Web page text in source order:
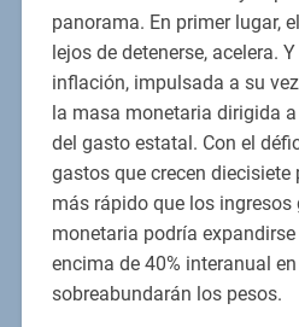
panorama. En primer lugar,
lejos de detenerse, acelera.
inflación, impulsada a su
la masa monetaria dirigida
del gasto estatal. Con el
gastos que crecen
más rápido que los ingresos
monetaria podría
encima de 40% interanual
sobreabundarán los pesos.